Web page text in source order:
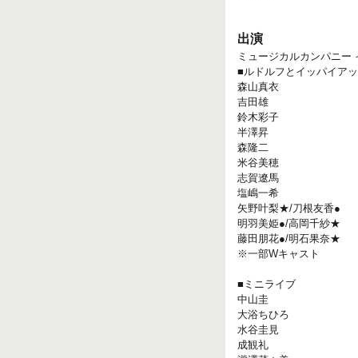
出演
ミュージカルカンパニー
■ルドルフとイッパイア
森山真衣
吉田雄
鈴木彩子
半澤昇
森隆二
米谷美穂
志賀遼馬
塩嶋一希
矢野叶梨★/刀根友香●
明羽美姫●/高岡千紗★
藤田朋花●/明石果奈★
※一部Wキャスト
■ミニライブ
中山圭
大浴ちひろ
水谷圭見
成観礼